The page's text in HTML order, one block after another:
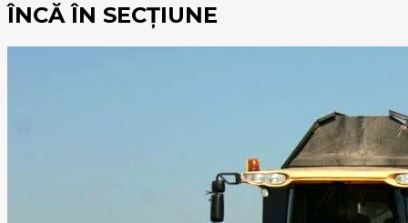
ÎNCĂ ÎN SECȚIUNE